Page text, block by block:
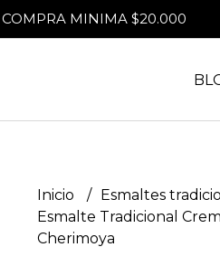
MINIMA $20.000
Inicio Esmaltes
Esmalte Tradicional
Cherimoya